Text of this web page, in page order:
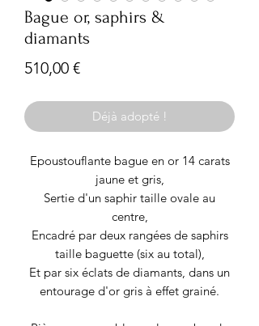
Bague or, saphirs &
diamants
510,00 €Prix
Déjà adopté !
Epoustouflante bague en or 14 carats
jaune et gris,
Sertie d'un saphir taille ovale au
centre,
Encadré par deux rangées de saphirs
taille baguette (six au total),
Et par six éclats de diamants, dans un
entourage d'or gris à effet grainé.